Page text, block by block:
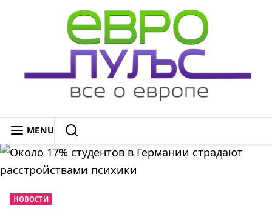
ЕВРОПУЛЬС: ВСЁ О ЕВРОПЕ
MENU
SEARCH
НОВОСТИ